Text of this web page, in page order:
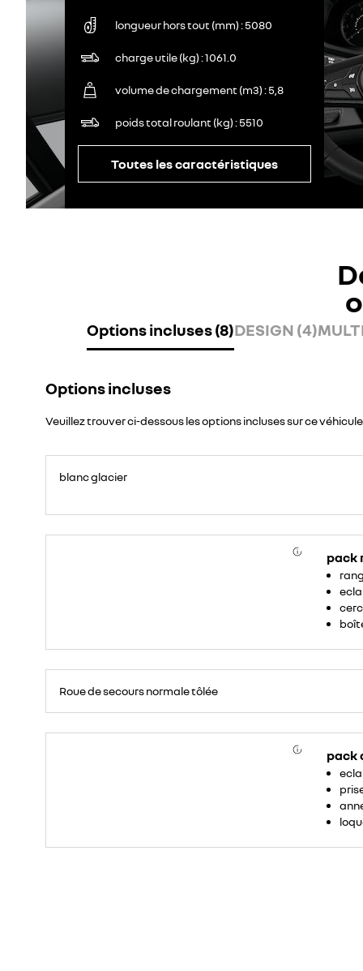
longueur hors tout (mm) 5080
charge utile (kg) 1061.0
volume de chargement (m3) 5,8
poids total roulant (kg) 5510
Toutes les caractéristiques
Options incluses (8)DESIGN (4)
Options incluses
Veuillez trouver ci-dessous les options incluses sur ce véhicule
blanc glacier
pack
secours
Roue de secours normale tôlée
pack